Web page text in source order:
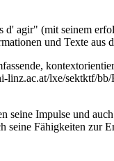
agir" (mit seinem
und Texte aus
lxe/sektktf/
Impulse und
seine Fähigkeiten zur